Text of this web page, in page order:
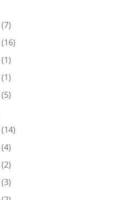
(7)
(16)
(1)
(1)
(5)
(14)
(4)
(2)
(3)